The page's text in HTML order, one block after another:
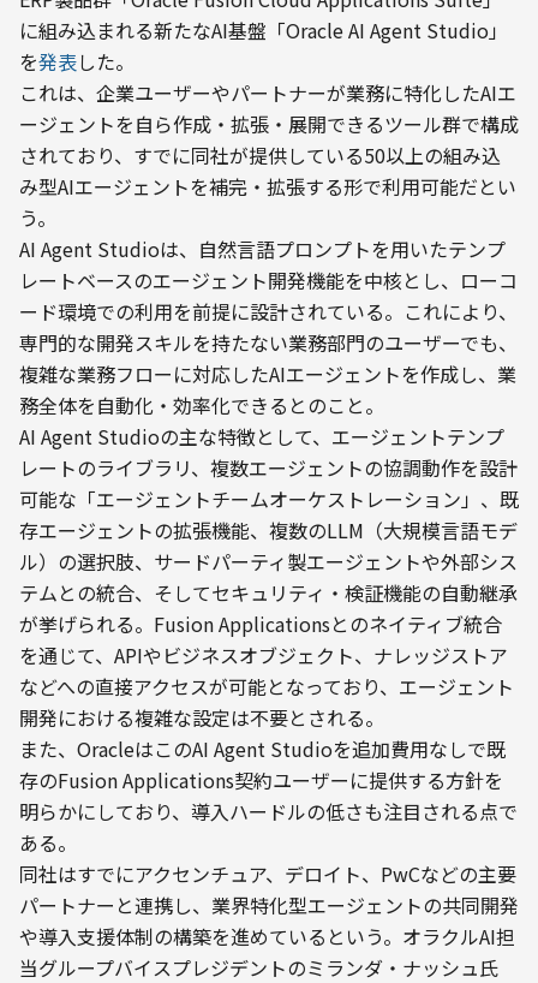
に組み込まれる新たなAI基盤「Oracle AI Agent Studio」
を発表した。
これは、企業ユーザーやパートナーが業務に特化したAIエ
ージェントを自ら作成・拡張・展開できるツール群で構成
されており、すでに同社が提供している50以上の組み込
み型AIエージェントを補完・拡張する形で利用可能だとい
う。
AI Agent Studioは、自然言語プロンプトを用いたテンプ
レートベースのエージェント開発機能を中核とし、ローコ
ード環境での利用を前提に設計されている。これにより、
専門的な開発スキルを持たない業務部門のユーザーでも、
複雑な業務フローに対応したAIエージェントを作成し、業
務全体を自動化・効率化できるとのこと。
AI Agent Studioの主な特徴として、エージェントテンプ
レートのライブラリ、複数エージェントの協調動作を設計
可能な「エージェントチームオーケストレーション」、既
存エージェントの拡張機能、複数のLLM（大規模言語モデ
ル）の選択肢、サードパーティ製エージェントや外部シス
テムとの統合、そしてセキュリティ・検証機能の自動継承
が挙げられる。Fusion Applicationsとのネイティブ統合
を通じて、APIやビジネスオブジェクト、ナレッジストア
などへの直接アクセスが可能となっており、エージェント
開発における複雑な設定は不要とされる。
また、OracleはこのAI Agent Studioを追加費用なしで既
存のFusion Applications契約ユーザーに提供する方針を
明らかにしており、導入ハードルの低さも注目される点で
ある。
同社はすでにアクセンチュア、デロイト、PwCなどの主要
パートナーと連携し、業界特化型エージェントの共同開発
や導入支援体制の構築を進めているという。オラクルAI担
当グループバイスプレジデントのミランダ・ナッシュ氏